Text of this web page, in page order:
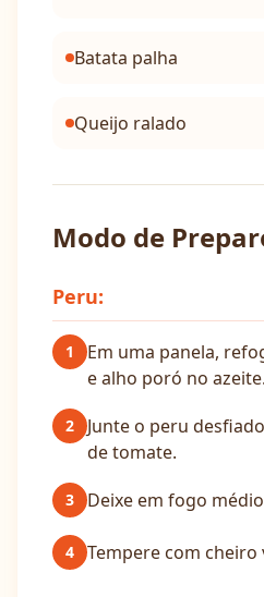
Batata palha
Queijo ralado
Modo de
Peru:
1
Em uma panela,
e alho poró no azeite.
2
Junte o peru
de tomate.
3 Deixe em fogo
4 Tempere com cheiro